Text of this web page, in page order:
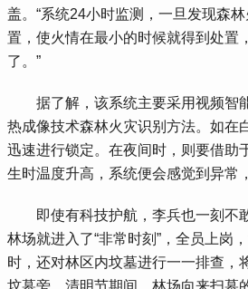
盖。“系统24小时监测，一旦发现森
置，使火情在最小的时候就得到处置
了。”
据了解，该系统主要采用视频智
热成像技术森林火灾识别方法。如在
迅速进行锁定。在夜间时，则要借助
生时温度升高，系统便会感觉到异常
即使有科技护航，李兵也一刻不敢
林场就进入了“非常时刻”，全员上岗
时，还对林区内坟墓进行一一排查，